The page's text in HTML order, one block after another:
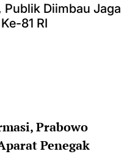
Publik Diimbau Jaga
81 RI
Prabowo
Penegak